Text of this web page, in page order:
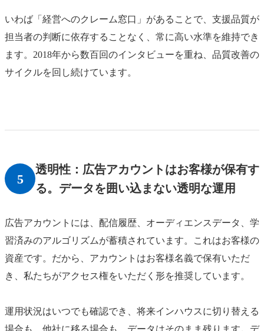
いわば「経営へのクレーム窓口」があることで、支援品質が
担当者の判断に依存することなく、常に高い水準を維持でき
ます。2018年から数百回のインタビューを重ね、品質改善の
サイクルを回し続けています。
5
透明性：広告アカウントはお客様が保有す
る。データを囲い込まない透明な運用
広告アカウントには、配信履歴、オーディエンスデータ、学
習済みのアルゴリズムが蓄積されています。これはお客様の
資産です。だから、アカウントはお客様名義で保有いただ
き、私たちがアクセス権をいただく形を推奨しています。
運用状況はいつでも確認でき、将来インハウスに切り替える